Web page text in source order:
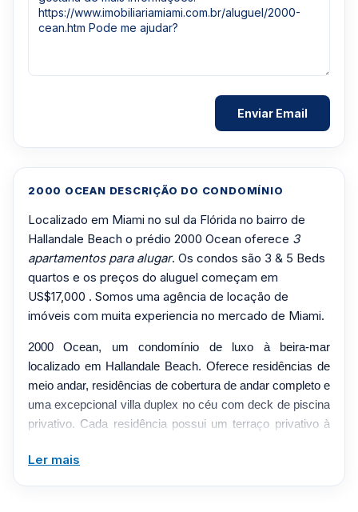
2000 OCEAN DESCRIÇÃO DO CONDOMÍNIO
Localizado em Miami no sul da Flórida no bairro de
Hallandale Beach o prédio 2000 Ocean oferece 3
apartamentos para alugar. Os condos são 3 & 5 Beds
quartos e os preços do aluguel começam em
US$17,000 . Somos uma agência de locação de
imóveis com muita experiencia no mercado de Miami.
2000 Ocean, um condomínio de luxo à beira-mar
localizado em Hallandale Beach. Oferece residências de
meio andar, residências de cobertura de andar completo e
uma excepcional villa duplex no céu com deck de piscina
privativo. Cada residência possui um terraço privativo à
jardim no oeste - proporcionando aos residentes a
Ler mais